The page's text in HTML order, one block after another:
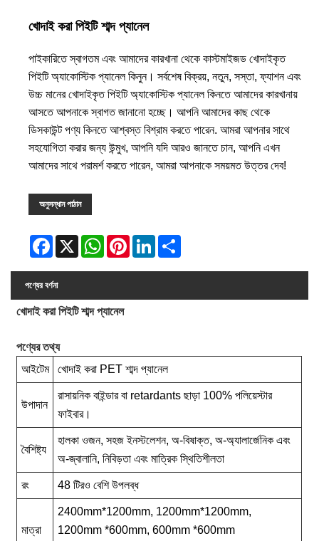
খোদাই করা পিইটি শাব্দ প্যানেল
পাইকারিতে স্বাগতম এবং আমাদের কারখানা থেকে কাস্টমাইজড খোদাইকৃত
পিইটি অ্যাকোস্টিক প্যানেল কিনুন। সর্বশেষ বিক্রয়, নতুন, সস্তা, ফ্যাশন এবং
উচ্চ মানের খোদাইকৃত পিইটি অ্যাকোস্টিক প্যানেল কিনতে আমাদের কারখানায়
আসতে আপনাকে স্বাগত জানানো হচ্ছে। আপনি আমাদের কাছ থেকে
ডিসকাউন্ট পণ্য কিনতে আশ্বস্ত বিশ্রাম করতে পারেন. আমরা আপনার সাথে
সহযোগিতা করার জন্য উন্মুখ, আপনি যদি আরও জানতে চান, আপনি এখন
আমাদের সাথে পরামর্শ করতে পারেন, আমরা আপনাকে সময়মত উত্তর দেব!
অনুসন্ধান পাঠান
Facebook WhatsAppPinterestLinkedIn
পণ্যের বর্ণনা
খোদাই করা পিইটি শাব্দ প্যানেল
পণ্যের তথ্য
আইটেম
খোদাই করা PET শাব্দ প্যানেল
উপাদান
রাসায়নিক বাইন্ডার বা retardants ছাড়া 100% পলিয়েস্টার
ফাইবার।
বৈশিষ্ট্য
হালকা ওজন, সহজ ইনস্টলেশন, অ-বিষাক্ত, অ-অ্যালার্জেনিক এবং
অ-জ্বালানি, নিবিড়তা এবং মাত্রিক স্থিতিশীলতা
রং 48 টিরও বেশি উপলব্ধ
মাত্রা
2400mm*1200mm, 1200mm*1200mm,
1200mm *600mm, 600mm *600mm